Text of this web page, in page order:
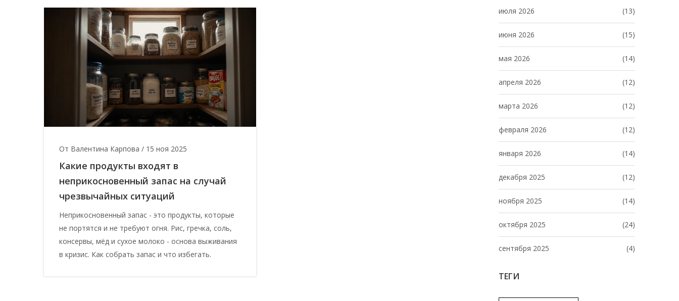
июля 2026 (13)
июня 2026 (15)
мая 2026 (14)
апреля 2026 (12)
марта 2026 (12)
февраля 2026 (12)
января 2026 (14)
декабря 2025 (12)
ноября 2025 (14)
октября 2025 (24)
сентября 2025 (4)
ТЕГИ
От Валентина Карпова / 15 ноя 2025
Какие продукты входят в
неприкосновенный запас на случай
чрезвычайных ситуаций
Неприкосновенный запас - это продукты, которые
не портятся и не требуют огня. Рис, гречка, соль,
консервы, мёд и сухое молоко - основа выживания
в кризис. Как собрать запас и что избегать.